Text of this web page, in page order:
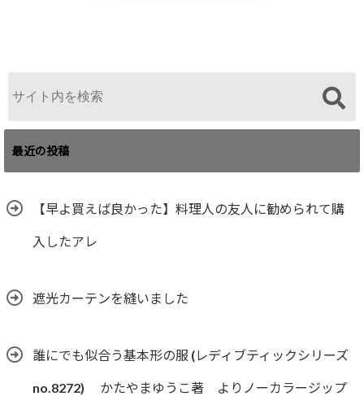
最近の投稿
【早よ買えば良かった】料理人の友人に勧められて購
入したアレ
遮光カーテンを縫いました
誰にでも似合う基本形の服 (レディブティックシリーズ
no.8272) かたやまゆうこ著 よりノーカラージップ